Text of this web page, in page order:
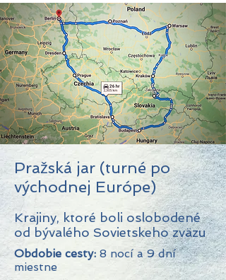
Pražská jar (turné po
východnej Európe)
Krajiny, ktoré boli oslobodené
od bývalého Sovietskeho zväzu
Obdobie cesty: 8 nocí a 9 dní
miestne